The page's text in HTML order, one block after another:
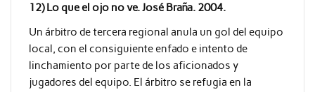
12) Lo que el ojo no ve. José Braña. 2004.
Un árbitro de tercera regional anula un gol del equipo
local, con el consiguiente enfado e intento de
linchamiento por parte de los aficionados y
jugadores del equipo. El árbitro se refugia en la